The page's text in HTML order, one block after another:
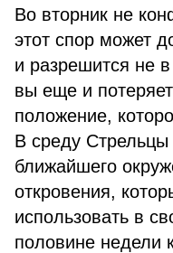
Во вторник не
этот спор может
и разрешится не
вы еще и
положение,
В среду Стрельцы
ближайшего
откровения,
использовать в
половине недели